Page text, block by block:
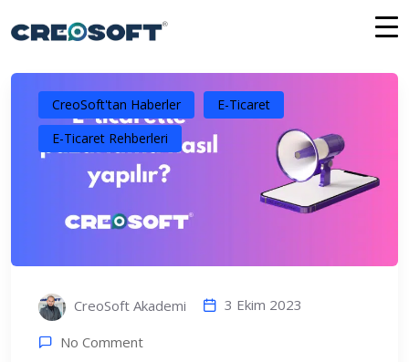
atla
CreoSoft'tan Haberler
E-Ticaret
E-Ticaret Rehberleri
CreoSoft Akademi 3 Ekim 2023
No Comment